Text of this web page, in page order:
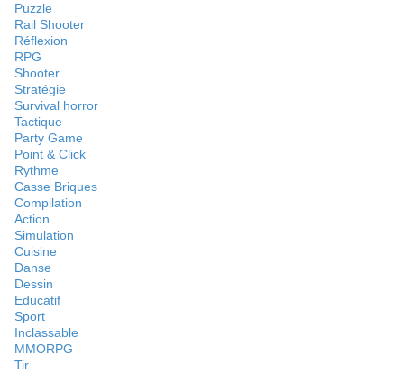
Puzzle
Rail Shooter
Réflexion
RPG
Shooter
Stratégie
Survival horror
Tactique
Party Game
Point & Click
Rythme
Casse Briques
Compilation
Action
Simulation
Cuisine
Danse
Dessin
Educatif
Sport
Inclassable
MMORPG
Tir